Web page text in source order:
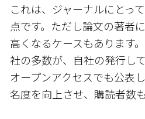
これは、ジャーナルにとっ
点です。ただし論文の著者
高くなるケースもあります
社の多数が、自社の発行し
オープンアクセスでも公表
名度を向上させ、購読者数